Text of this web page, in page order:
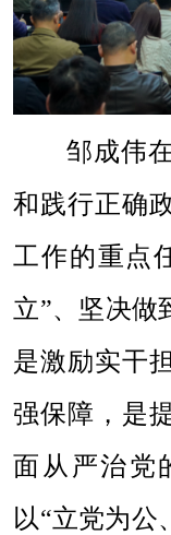
邹成伟在
和践行正确
工作的重点
立”、坚决做
是激励实干
强保障，是
面从严治党
以“立党为公